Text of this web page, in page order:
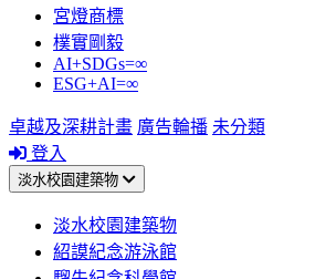
宮燈商標
樸實剛毅
AI+SDGs=∞
ESG+AI=∞
卓越及深耕計畫 廣告輪播 未分類
登入
淡水校園建築物
淡水校園建築物
紹謨紀念游泳館